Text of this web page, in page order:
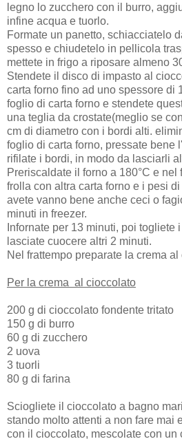
legno lo zucchero con il burro,
infine acqua e tuorlo.
Formate un panetto, schiacciatelo
spesso e chiudetelo in pellicola
mettete in frigo a riposare almeno
Stendete il disco di impasto al
carta forno fino ad uno spessore di
foglio di carta forno e stendete
una teglia da crostate(meglio se
cm di diametro con i bordi alti.
foglio di carta forno, pressate bene
rifilate i bordi, in modo da lasciarli
Preriscaldate il forno a 180°C e nel
frolla con altra carta forno e i pesi
avete vanno bene anche ceci o
minuti in freezer.
Infornate per 13 minuti, poi togliete
lasciate cuocere altri 2 minuti.
Nel frattempo preparate la crema al
Per la crema al cioccolato
200 g di cioccolato fondente tritato
150 g di burro
60 g di zucchero
2 uova
3 tuorli
80 g di farina
Sciogliete il cioccolato a bagno
stando molto attenti a non fare mai
con il cioccolato, mescolate con